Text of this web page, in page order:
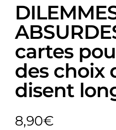
cartes
des choix
disent
8,90€